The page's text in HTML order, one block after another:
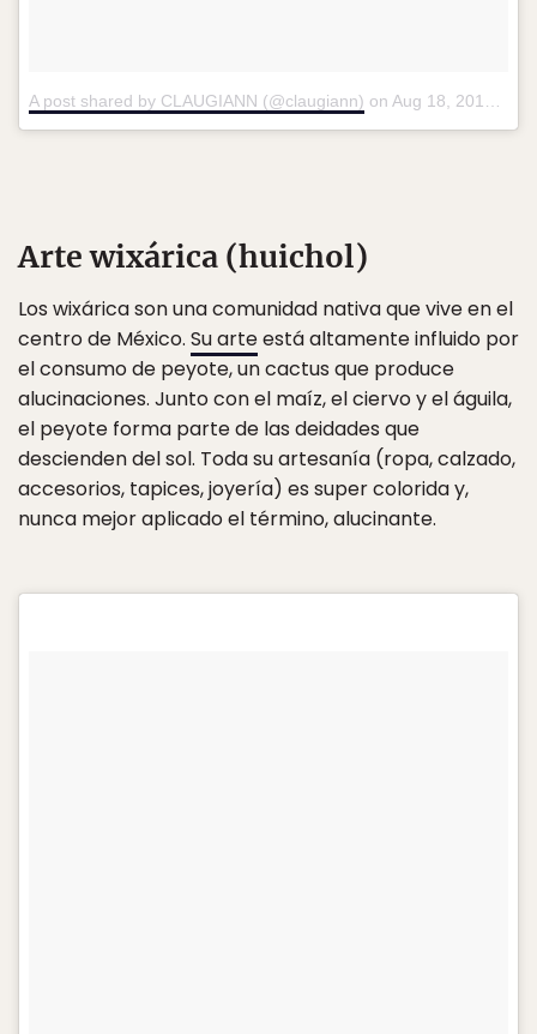
A post shared by CLAUGIANN (@claugiann) on Aug 18, 2016 at 9:41am PDT
Arte wixárica (huichol)
Los wixárica son una comunidad nativa que vive en el
centro de México. Su arteestá altamente influido por
el consumo de peyote, un cactus que produce
alucinaciones. Junto con el maíz, el ciervo y el águila,
el peyote forma parte de las deidades que
descienden del sol. Toda su artesanía (ropa, calzado,
accesorios, tapices, joyería) es super colorida y,
nunca mejor aplicado el término, alucinante.